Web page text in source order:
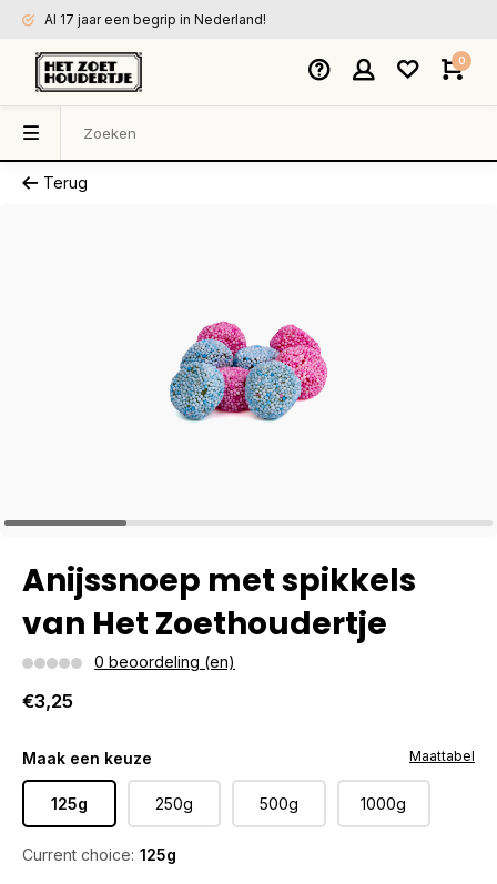
Al 17 jaar een begrip in Nederland!
0
Terug
Anijssnoep met spikkels
van Het Zoethoudertje
0 beoordeling (en)
€3,25
Maak een keuze
125g 250g 500g 1000g
Current choice: 125g
Maattabel